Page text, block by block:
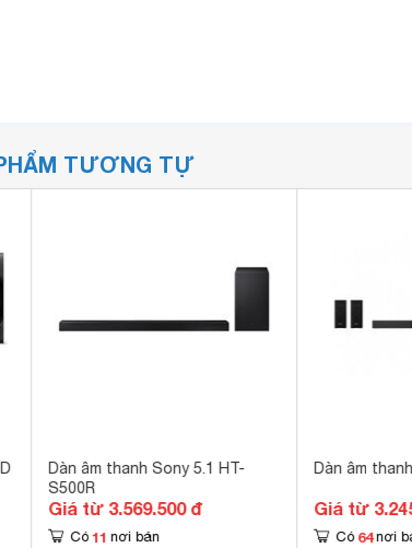
TƯƠNG TỰ
Dàn âm thanh Sony 5.1 HT-
S500R
Giá từ 3.569.500 đ
Có 11 nơi bán
Dàn âm
Giá từ
Có 64 nơi